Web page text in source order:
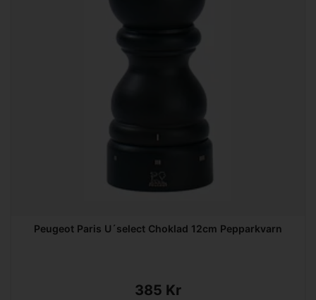
Peugeot Paris U´select Choklad 12cm Pepparkvarn
385 Kr